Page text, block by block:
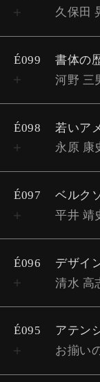
久保田
É099 書体の
河野 三
É098 若いア
永原 康
É097
ベルク
平井 靖
É096
デザイ
清水 高
É095
アテン
お揃い